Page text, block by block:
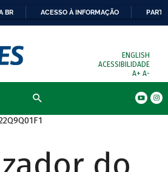
BR ACESSO À INFORMAÇÃO
ENGLISH
ACESSIBILIDADE
A+ A-